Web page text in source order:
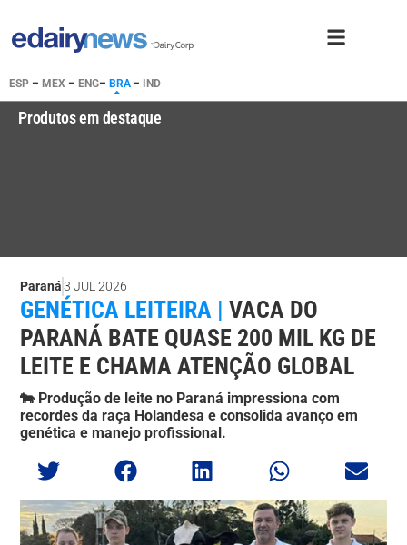
ESP – MEX – ENG– BRA– IND
Produtos em destaque
Paraná 3 JUL 2026
GENÉTICA LEITEIRA | VACA DO
PARANÁ BATE QUASE 200 MIL KG DE
LEITE E CHAMA ATENÇÃO GLOBAL
🐄 Produção de leite no Paraná impressiona com
recordes da raça Holandesa e consolida avanço em
genética e manejo profissional.